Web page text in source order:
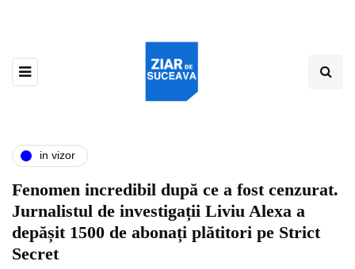
in vizor
Fenomen incredibil după ce a fost cenzurat.
Jurnalistul de investigații Liviu Alexa a
depășit 1500 de abonați plătitori pe Strict
Secret